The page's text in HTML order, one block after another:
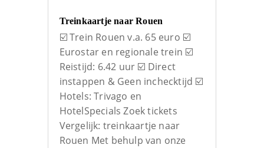
Treinkaartje naar Rouen
☑️ Trein Rouen v.a. 65 euro ☑️
Eurostar en regionale trein ☑️
Reistijd: 6.42 uur ☑️ Direct
instappen & Geen inchecktijd ☑️
Hotels: Trivago en
HotelSpecials Zoek tickets
Vergelijk: treinkaartje naar
Rouen Met behulp van onze